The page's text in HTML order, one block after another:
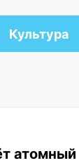
Культура
атомный